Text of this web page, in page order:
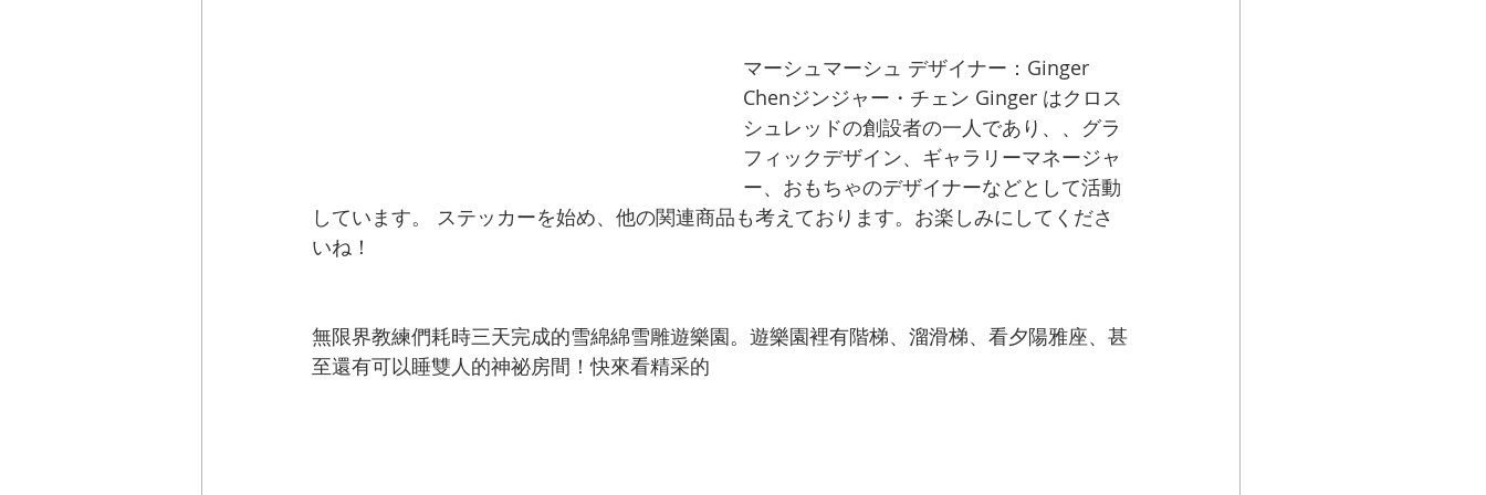
マーシュマーシュ デザイナー：Ginger
Chenジンジャー・チェン Ginger はクロス
シュレッドの創設者の一人であり、、グラ
フィックデザイン、ギャラリーマネージャ
ー、おもちゃのデザイナーなどとして活動
しています。 ステッカーを始め、他の関連商品も考えております。お楽しみにしてくださ
いね！
無限界教練們耗時三天完成的雪綿綿雪雕遊樂園。遊樂園裡有階梯、溜滑梯、看夕陽雅座、甚
至還有可以睡雙人的神祕房間！快來看精采的